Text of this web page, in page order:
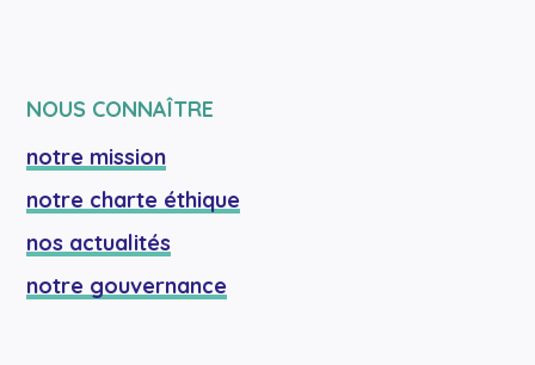
NOUS CONNAÎTRE
notre mission
notre charte éthique
nos actualités
notre gouvernance